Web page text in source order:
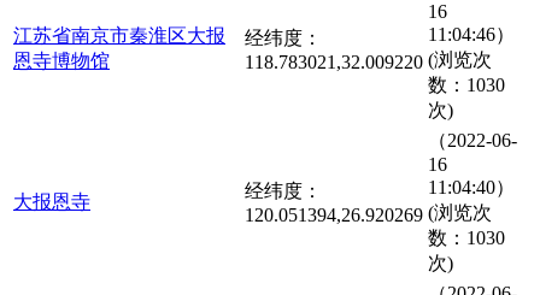
江苏省南京市秦淮区大报
恩寺博物馆
经纬度：
118.783021,32.009220
16
11:04:46）
(浏览次
数：1030
次)
大报恩寺
经纬度：
120.051394,26.920269
（2022-06-
16
11:04:40）
(浏览次
数：1030
次)